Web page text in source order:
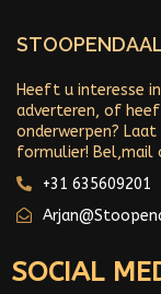
Heeft u interesse
adverteren, of
onderwerpen?
formulier! Bel,mail
+31 635609201
SOCIAL